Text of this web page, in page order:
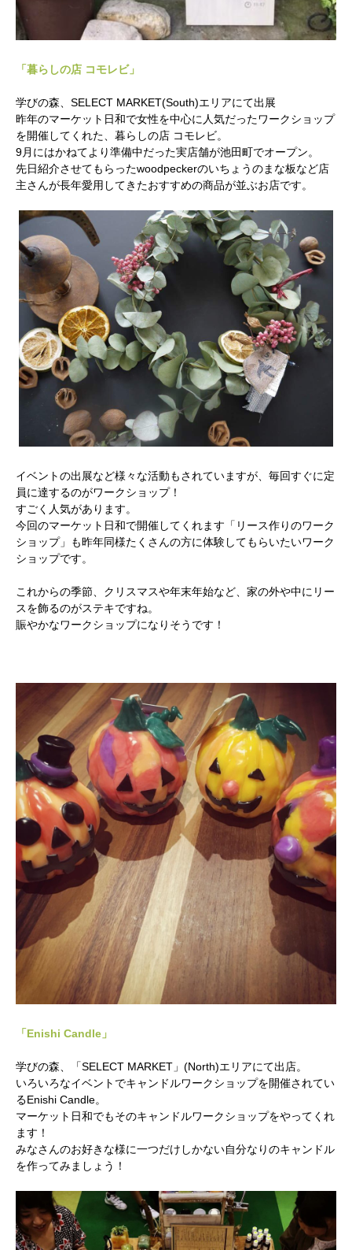
かかみがはら暮らし委員会とは？
メンバー図鑑
寄り合い
会社概要
お問い合わせ
Instagram 最新のイベント情報を発信中
かかみがはら暮らし委員会とは？ メンバー図鑑 活動内容
「暮らしの店 コモレビ」
学びの森、SELECT MARKET(South)エリアにて出展
昨年のマーケット日和で女性を中心に人気だったワークショップ
を開催してくれた、暮らしの店 コモレビ。
9月にはかねてより準備中だった実店舗が池田町でオープン。
先日紹介させてもらったwoodpeckerのいちょうのまな板など店
主さんが長年愛用してきたおすすめの商品が並ぶお店です。
イベントの出展など様々な活動もされていますが、毎回すぐに定
員に達するのがワークショップ！
すごく人気があります。
今回のマーケット日和で開催してくれます「リース作りのワーク
ショップ」も昨年同様たくさんの方に体験してもらいたいワーク
ショップです。
これからの季節、クリスマスや年末年始など、家の外や中にリー
スを飾るのがステキですね。
賑やかなワークショップになりそうです！
「Enishi Candle」
学びの森、「SELECT MARKET」(North)エリアにて出店。
いろいろなイベントでキャンドルワークショップを開催されてい
るEnishi Candle。
マーケット日和でもそのキャンドルワークショップをやってくれ
ます！
みなさんのお好きな様に一つだけしかない自分なりのキャンドル
を作ってみましょう！